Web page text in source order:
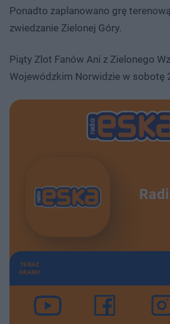
Ponadto zaplanowano grę
zwiedzanie Zielonej Góry.
Piąty Zlot Fanów Ani z Zielonego
Wojewódzkim Norwidzie w sobotę
TERAZ
GRAMY